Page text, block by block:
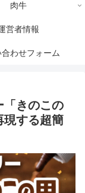
肉牛
営者情報
合わせフォーム
「きのこの
現する超簡